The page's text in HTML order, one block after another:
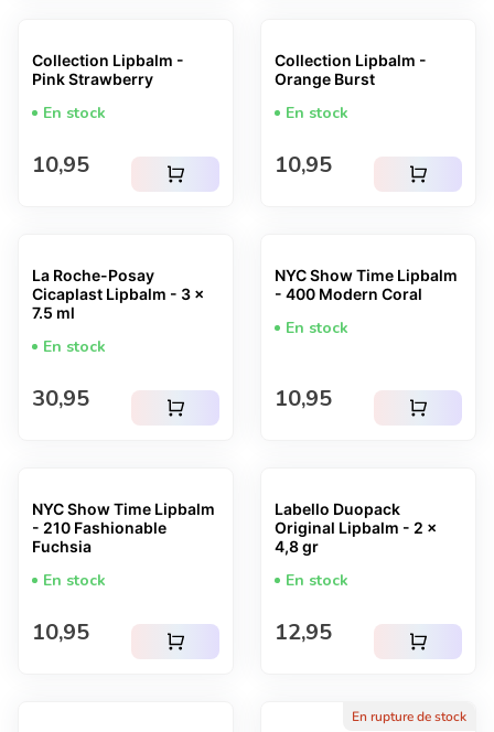
Collection Lipbalm -
Pink Strawberry
En stock
Prix normal
10,95 shopping_cart
Collection Lipbalm -
Orange Burst
En stock
Prix normal
10,95 shopping_cart
La Roche-Posay
Cicaplast Lipbalm - 3 x
7.5 ml
En stock
Prix normal
30,95 shopping_cart
NYC Show Time Lipbalm
- 400 Modern Coral
En stock
Prix normal
10,95 shopping_cart
NYC Show Time Lipbalm
- 210 Fashionable
Fuchsia
En stock
Prix normal
10,95 shopping_cart
Labello Duopack
Original Lipbalm - 2 x
4,8 gr
En stock
Prix normal
12,95 shopping_cart
En rupture de stock